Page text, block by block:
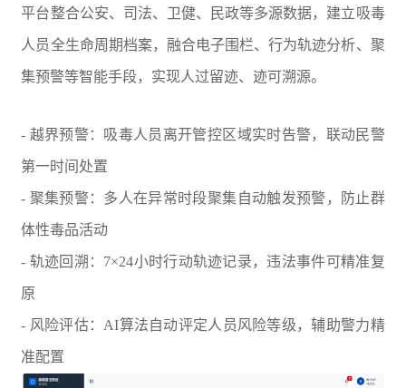
平台整合公安、司法、卫健、民政等多源数据，建立吸毒
人员全生命周期档案，融合电子围栏、行为轨迹分析、聚
集预警等智能手段，实现人过留迹、迹可溯源。
- 越界预警：吸毒人员离开管控区域实时告警，联动民警
第一时间处置
- 聚集预警：多人在异常时段聚集自动触发预警，防止群
体性毒品活动
- 轨迹回溯：7×24小时行动轨迹记录，违法事件可精准复
原
- 风险评估：AI算法自动评定人员风险等级，辅助警力精
准配置